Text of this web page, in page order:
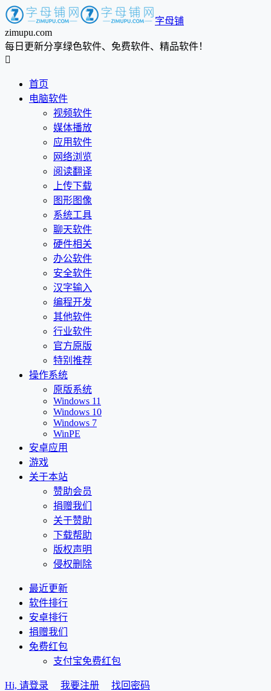
字母铺
zimupu.com
每日更新分享绿色软件、免费软件、精品软件！

首页
电脑软件
视频软件
媒体播放
应用软件
网络浏览
阅读翻译
上传下载
图形图像
系统工具
聊天软件
硬件相关
办公软件
安全软件
汉字输入
编程开发
其他软件
行业软件
官方原版
特别推荐
操作系统
原版系统
Windows 11
Windows 10
Windows 7
WinPE
安卓应用
游戏
关于本站
赞助会员
捐赠我们
关于赞助
下载帮助
版权声明
侵权删除
最近更新
软件排行
安卓排行
捐赠我们
免费红包
支付宝免费红包
Hi, 请登录 我要注册
找回密码